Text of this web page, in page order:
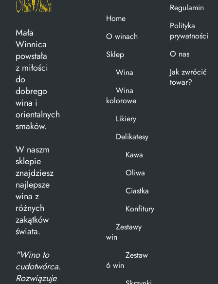
Mała
Winnica
powstała
z miłości
do
dobrego
wina i
orientalnych
smaków.
W naszm
sklepie
znajdziesz
najlepsze
wina z
różnych
zakątków
świata.
"Wino to
cudotwórca.
Rozwiązuje
Home
O winach
Sklep
Wina
Wina
kolorowe
Likiery
Delikatesy
Kawa
Oliwa
Ciastka
Konfitury
Zestawy
win
Zestaw
6 win
Regulamin
Polityka
prywatności
O nas
Jak zwrócić
towar?